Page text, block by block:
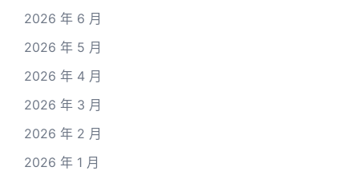
2026 年 6 月
2026 年 5 月
2026 年 4 月
2026 年 3 月
2026 年 2 月
2026 年 1 月